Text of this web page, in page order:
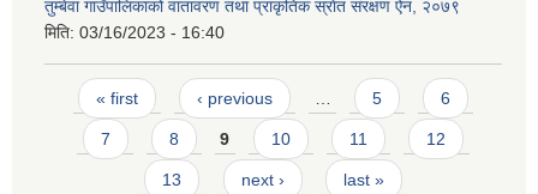
तुम्बेवा गाउँपालिकाको वातावरण तथा प्राकृतिक स्राेत संरक्षण ऐन, २०७९
मिति: 03/16/2023 - 16:40
Pages
« first ‹ previous 5 6
7 8 9 10 11 12
13 next › last »